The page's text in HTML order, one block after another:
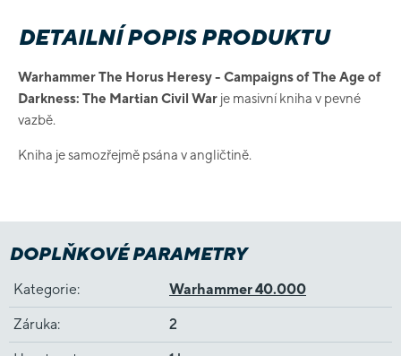
DETAILNÍ POPIS PRODUKTU
Warhammer The Horus Heresy - Campaigns of The Age of
Darkness: The Martian Civil War je masivní kniha v pevné
vazbě.
Kniha je samozřejmě psána v angličtině.
DOPLŇKOVÉ PARAMETRY
Kategorie: Warhammer 40.000
Záruka: 2